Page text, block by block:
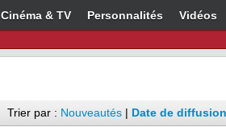
Cinéma & TV Personnalités Vidéos
Trier par : Nouveautés | Date de